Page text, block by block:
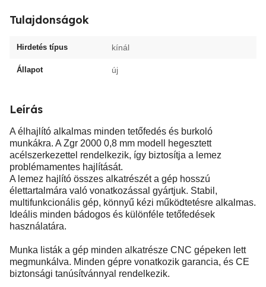
Tulajdonságok
Hirdetés típus kínál
Állapot új
Leírás
A élhajlító alkalmas minden tetőfedés és burkoló
munkákra. A Zgr 2000 0,8 mm modell hegesztett
acélszerkezettel rendelkezik, így biztosítja a lemez
problémamentes hajlítását.
A lemez hajlító összes alkatrészét a gép hosszú
élettartalmára való vonatkozással gyártjuk. Stabil,
multifunkcionális gép, könnyű kézi működtetésre alkalmas.
Ideális minden bádogos és különféle tetőfedések
használatára.
Munka listák a gép minden alkatrésze CNC gépeken lett
megmunkálva. Minden gépre vonatkozik garancia, és CE
biztonsági tanúsítvánnyal rendelkezik.